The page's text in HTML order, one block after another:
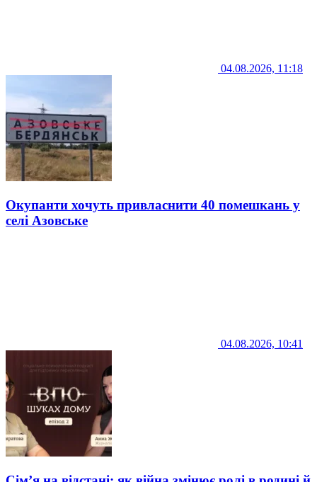
04.08.2026, 11:18
Окупанти хочуть привласнити 40 помешкань у
селі Азовське
04.08.2026, 10:41